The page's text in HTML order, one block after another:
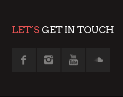
LET´S GET IN TOUCH